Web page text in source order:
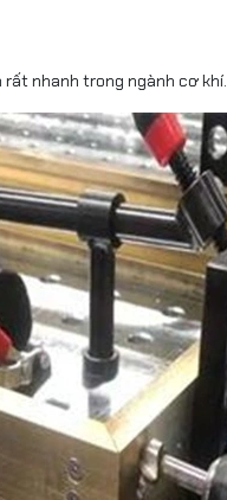
nhanh trong ngành cơ khí.